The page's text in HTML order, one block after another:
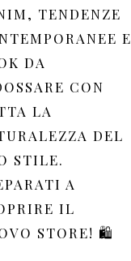
TENDENZE
E
DA
CON
LA
DEL
STILE.
A
IL
STORE! 🛍️